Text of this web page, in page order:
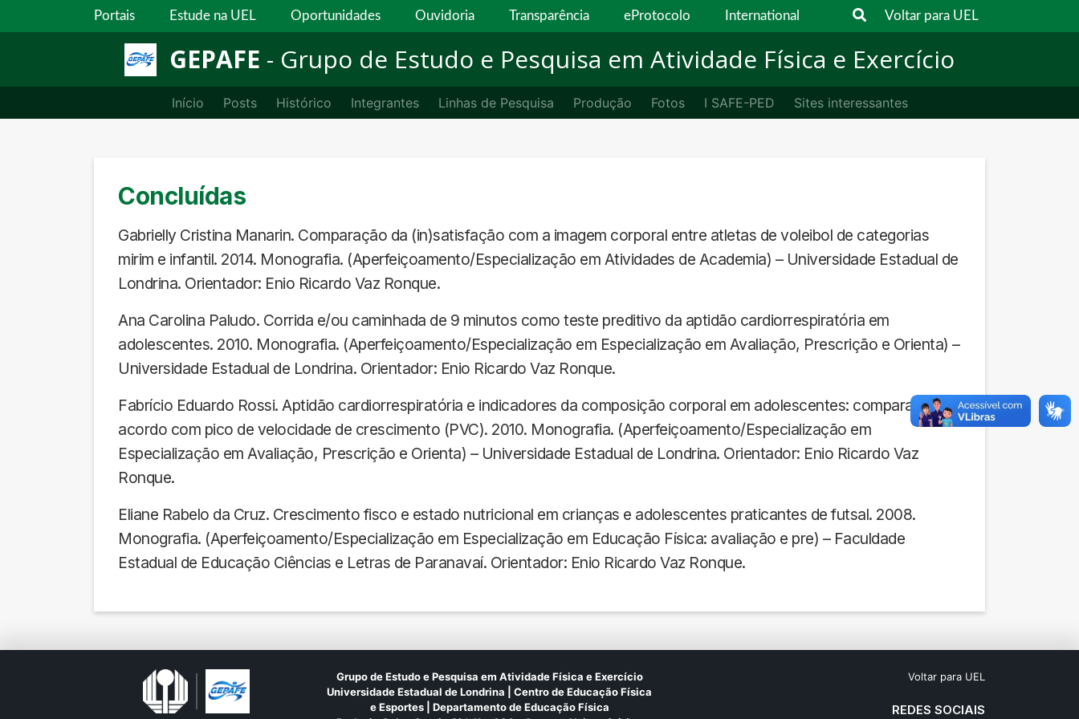
Portais Estude na UEL Oportunidades Ouvidoria Transparência eProtocolo International Voltar para UEL
GEPAFE - Grupo de Estudo e Pesquisa em Atividade Física e Exercício
Início Posts Histórico Integrantes Linhas de Pesquisa Produção Fotos I SAFE-PED Sites interessantes
Concluídas
Gabrielly Cristina Manarin. Comparação da (in)satisfação com a imagem corporal entre atletas de voleibol de categorias
mirim e infantil. 2014. Monografia. (Aperfeiçoamento/Especialização em Atividades de Academia) – Universidade Estadual de
Londrina. Orientador: Enio Ricardo Vaz Ronque.
Ana Carolina Paludo. Corrida e/ou caminhada de 9 minutos como teste preditivo da aptidão cardiorrespiratória em
adolescentes. 2010. Monografia. (Aperfeiçoamento/Especialização em Especialização em Avaliação, Prescrição e Orienta) –
Universidade Estadual de Londrina. Orientador: Enio Ricardo Vaz Ronque.
Fabrício Eduardo Rossi. Aptidão cardiorrespiratória e indicadores da composição corporal em adolescentes: comparação de
acordo com pico de velocidade de crescimento (PVC). 2010. Monografia. (Aperfeiçoamento/Especialização em
Especialização em Avaliação, Prescrição e Orienta) – Universidade Estadual de Londrina. Orientador: Enio Ricardo Vaz
Ronque.
Eliane Rabelo da Cruz. Crescimento fisco e estado nutricional em crianças e adolescentes praticantes de futsal. 2008.
Monografia. (Aperfeiçoamento/Especialização em Especialização em Educação Física: avaliação e pre) – Faculdade
Estadual de Educação Ciências e Letras de Paranavaí. Orientador: Enio Ricardo Vaz Ronque.
Grupo de Estudo e Pesquisa em Atividade Física e Exercício
Universidade Estadual de Londrina | Centro de Educação Física
e Esportes | Departamento de Educação Física
Voltar para UEL
REDES SOCIAIS